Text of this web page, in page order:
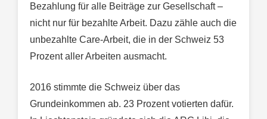
Bezahlung für alle Beiträge zur Gesellschaft –
nicht nur für bezahlte Arbeit. Dazu zähle auch die
unbezahlte Care-Arbeit, die in der Schweiz 53
Prozent aller Arbeiten ausmacht.
2016 stimmte die Schweiz über das
Grundeinkommen ab. 23 Prozent votierten dafür.